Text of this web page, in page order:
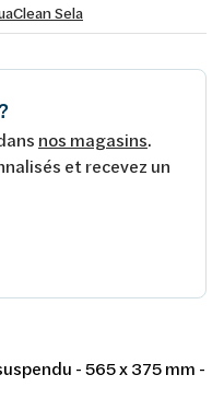
Sela
nos magasins.
et recevez un
- 565 x 375 mm -